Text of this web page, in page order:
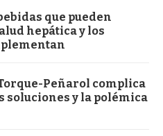
que pueden
hepática y los
Peñarol complica
soluciones y la polémica